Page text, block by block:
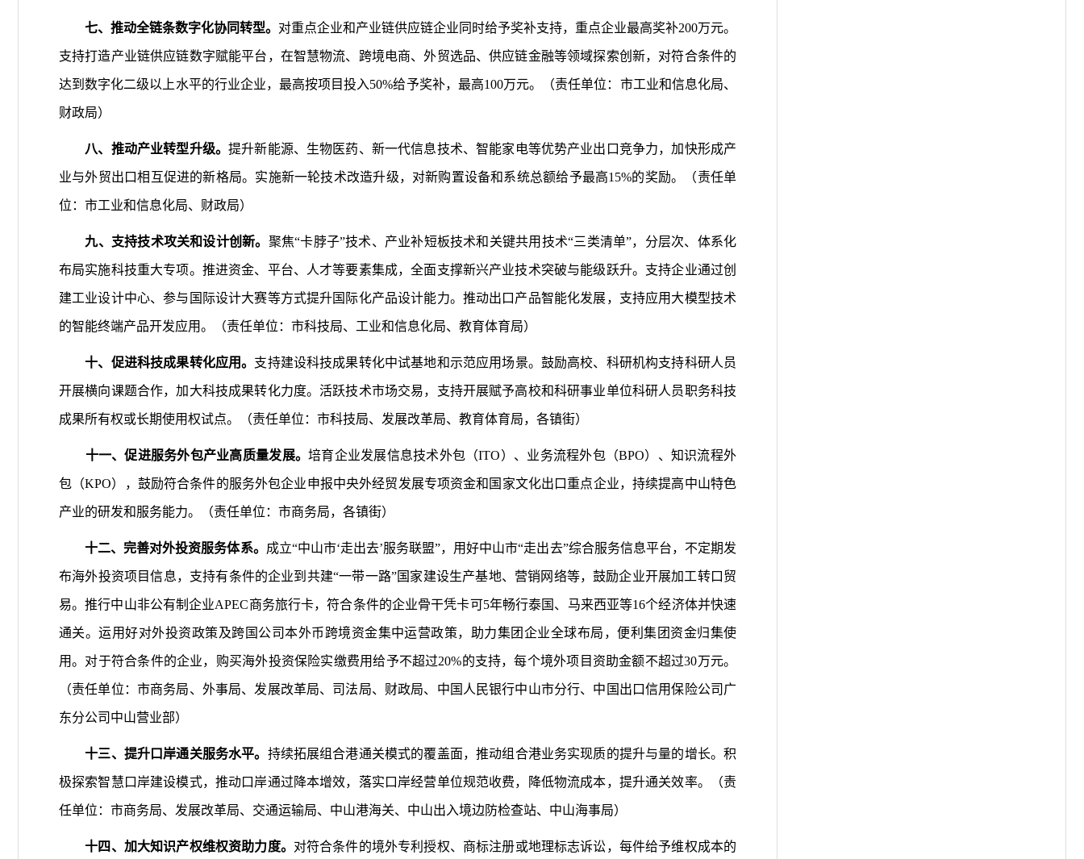
七、推动全链条数字化协同转型。 对重点企业和产业链供应链企业同时给予奖补支持，重点企业最高奖补200万元。
支持打造产业链供应链数字赋能平台，在智慧物流、跨境电商、外贸选品、供应链金融等领域探索创新，对符合条件的
达到数字化二级以上水平的行业企业，最高按项目投入50%给予奖补，最高100万元。（责任单位：市工业和信息化局、
财政局）
八、推动产业转型升级。提升新能源、生物医药、新一代信息技术、智能家电等优势产业出口竞争力，加快形成产
业与外贸出口相互促进的新格局。实施新一轮技术改造升级，对新购置设备和系统总额给予最高15%的奖励。（责任单
位：市工业和信息化局、财政局）
九、支持技术攻关和设计创新。 聚焦“卡脖子”技术、产业补短板技术和关键共用技术“三类清单”，分层次、体系化
布局实施科技重大专项。推进资金、平台、人才等要素集成，全面支撑新兴产业技术突破与能级跃升。支持企业通过创
建工业设计中心、参与国际设计大赛等方式提升国际化产品设计能力。推动出口产品智能化发展，支持应用大模型技术
的智能终端产品开发应用。（责任单位：市科技局、工业和信息化局、教育体育局）
十、促进科技成果转化应用。 支持建设科技成果转化中试基地和示范应用场景。鼓励高校、科研机构支持科研人员
开展横向课题合作，加大科技成果转化力度。活跃技术市场交易，支持开展赋予高校和科研事业单位科研人员职务科技
成果所有权或长期使用权试点。（责任单位：市科技局、发展改革局、教育体育局，各镇街）
十一、促进服务外包产业高质量发展。培育企业发展信息技术外包（ITO）、业务流程外包（BPO）、知识流程外
包（KPO），鼓励符合条件的服务外包企业申报中央外经贸发展专项资金和国家文化出口重点企业，持续提高中山特色
产业的研发和服务能力。（责任单位：市商务局，各镇街）
十二、完善对外投资服务体系。 成立“中山市‘走出去’服务联盟”，用好中山市“走出去”综合服务信息平台，不定期发
布海外投资项目信息，支持有条件的企业到共建“一带一路”国家建设生产基地、营销网络等，鼓励企业开展加工转口贸
易。推行中山非公有制企业APEC商务旅行卡，符合条件的企业骨干凭卡可5年畅行泰国、马来西亚等16个经济体并快速
通关。运用好对外投资政策及跨国公司本外币跨境资金集中运营政策，助力集团企业全球布局，便利集团资金归集使
用。对于符合条件的企业，购买海外投资保险实缴费用给予不超过20%的支持，每个境外项目资助金额不超过30万元。
（责任单位：市商务局、外事局、发展改革局、司法局、财政局、中国人民银行中山市分行、中国出口信用保险公司广
东分公司中山营业部）
十三、提升口岸通关服务水平。 持续拓展组合港通关模式的覆盖面，推动组合港业务实现质的提升与量的增长。积
极探索智慧口岸建设模式，推动口岸通过降本增效，落实口岸经营单位规范收费，降低物流成本，提升通关效率。（责
任单位：市商务局、发展改革局、交通运输局、中山港海关、中山出入境边防检查站、中山海事局）
十四、加大知识产权维权资助力度。 对符合条件的境外专利授权、商标注册或地理标志诉讼，每件给予维权成本的